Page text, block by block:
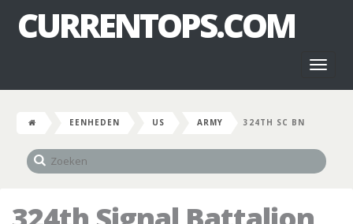
CURRENTOPS.COM
EENHEDEN US ARMY 324TH SC BN